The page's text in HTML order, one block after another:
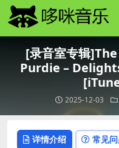
[录音室专辑
Purdie –
2025-12-03
详情介绍 常见